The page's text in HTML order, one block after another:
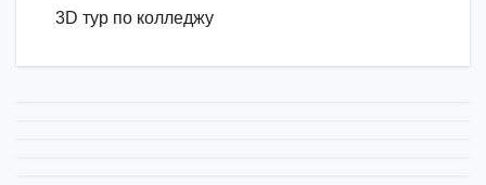
3D тур по колледжу